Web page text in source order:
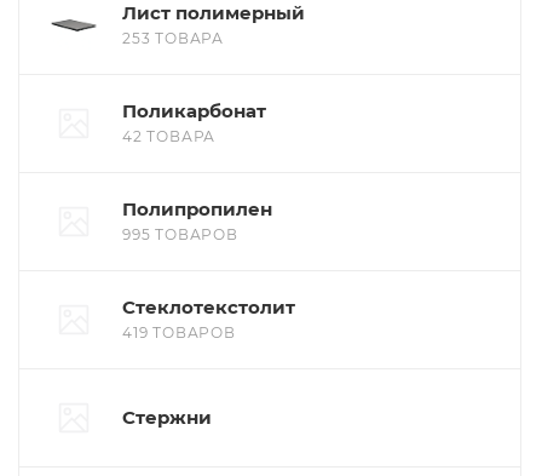
Лист полимерный
253 ТОВАРА
Поликарбонат
42 ТОВАРА
Полипропилен
995 ТОВАРОВ
Стеклотекстолит
419 ТОВАРОВ
Стержни